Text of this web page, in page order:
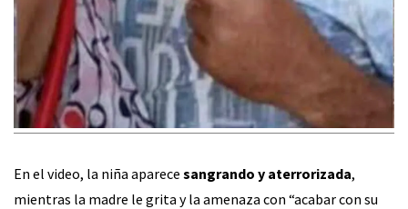
En el video, la niña aparece sangrando y aterrorizada,
mientras la madre le grita y la amenaza con “acabar con su